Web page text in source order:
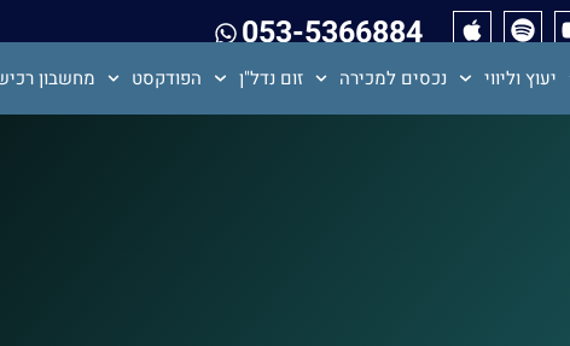
053-5366884
יעוץ וליווי נכסים למכירה זום נדל"ן הפודקסט מחשבון